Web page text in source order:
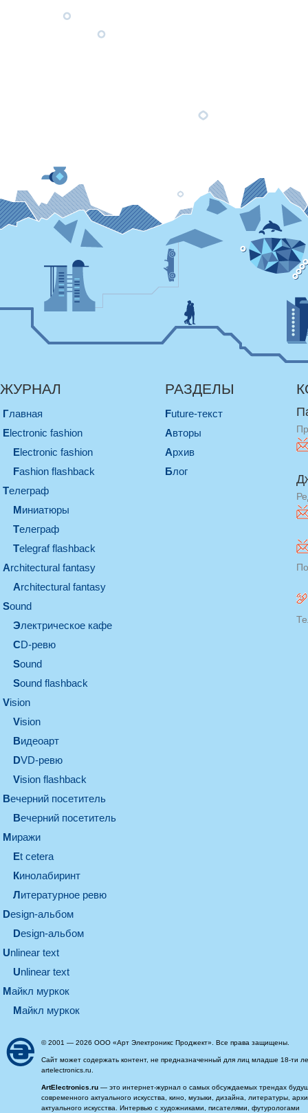
ЖУРНАЛ
Главная
electronic fashion
electronic fashion
Fashion flashback
телеграф
миниатюры
телеграф
Telegraf flashback
architectural fantasy
architectural fantasy
sound
электрическое кафе
CD-ревю
sound
Sound flashback
vision
vision
видеоарт
DVD-ревю
Vision flashback
вечерний посетитель
вечерний посетитель
миражи
et cetera
кинолабиринт
литературное ревю
design-альбом
design-альбом
unlinear text
Unlinear text
майкл муркок
майкл муркок
РАЗДЕЛЫ
Future-текст
Авторы
Архив
Блог
© 2001 — 2026 ООО «Арт Электроникс Проджект». Все права защищены.
Сайт может содержать контент, не предназначенный для лиц младше 18-ти
artelectronics.ru.
ArtElectronics.ru — это интернет-журнал о самых обсуждаемых трендах
современного актуального искусства, кино, музыки, дизайна, литературы,
актуального искусства. Интервью с художниками, писателями, футурологами